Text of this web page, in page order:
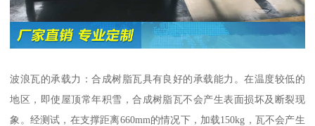
波浪瓦的承载力：合成树脂瓦具有良好的承载能力。在温度较低的
地区，即使屋顶常年积雪，合成树脂瓦不会产生表面损坏及断裂现
象。经测试，在支撑距离660mm的情况下，加载150kg，瓦不会产生